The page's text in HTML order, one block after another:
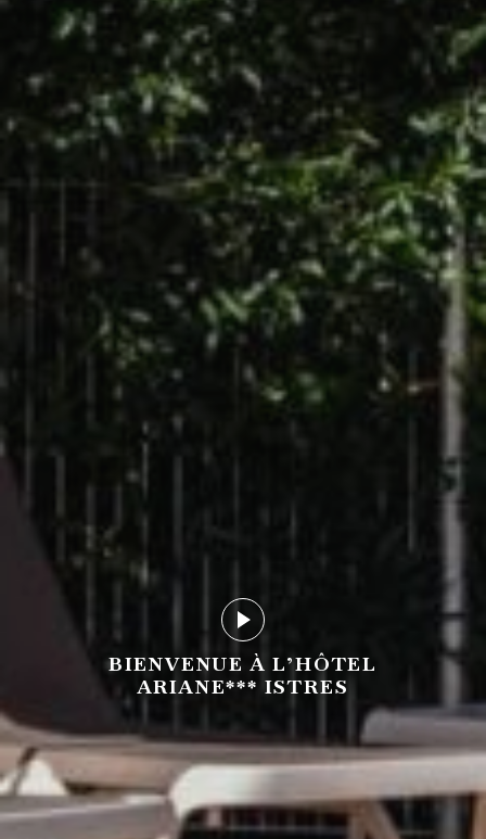
Play
video
Play
video
BIENVENUE À L’HÔTEL
ARIANE*** ISTRES
Play
video